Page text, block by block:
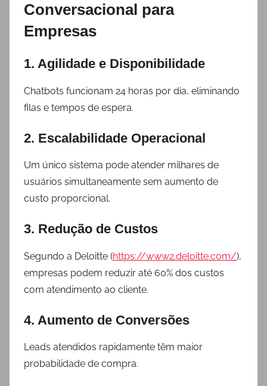
Conversacional para
Empresas
1. Agilidade e Disponibilidade
Chatbots funcionam 24 horas por dia, eliminando
filas e tempos de espera.
2. Escalabilidade Operacional
Um único sistema pode atender milhares de
usuários simultaneamente sem aumento de
custo proporcional.
3. Redução de Custos
Segundo a Deloitte (https://www2.deloitte.com/),
empresas podem reduzir até 60% dos custos
com atendimento ao cliente.
4. Aumento de Conversões
Leads atendidos rapidamente têm maior
probabilidade de compra.